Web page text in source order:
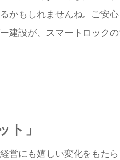
かもしれませんね。ご安
建設が、スマートロック
ト」
営にも嬉しい変化をもたら